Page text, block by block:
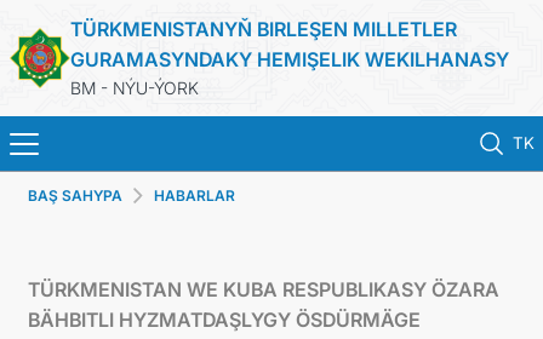
TÜRKMENISTANYŇ BIRLEŞEN MILLETLER
GURAMASYNDAKY HEMIŞELIK WEKILHANASY
BM - NÝU-ÝORK
TK
TURKMENISTAN
BAŞ SAHYPA HABARLAR
TÜRKMENISTAN WE KUBA RESPUBLIKASY ÖZARA
BÄHBITLI HYZMATDAŞLYGY ÖSDÜRMÄGE